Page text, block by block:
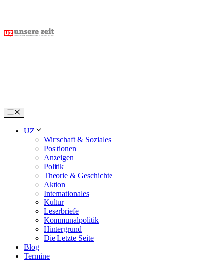
content
Menu
UZ
Wirtschaft & Soziales
Positionen
Anzeigen
Politik
Theorie & Geschichte
Aktion
Internationales
Kultur
Leserbriefe
Kommunalpolitik
Hintergrund
Die Letzte Seite
Blog
Termine